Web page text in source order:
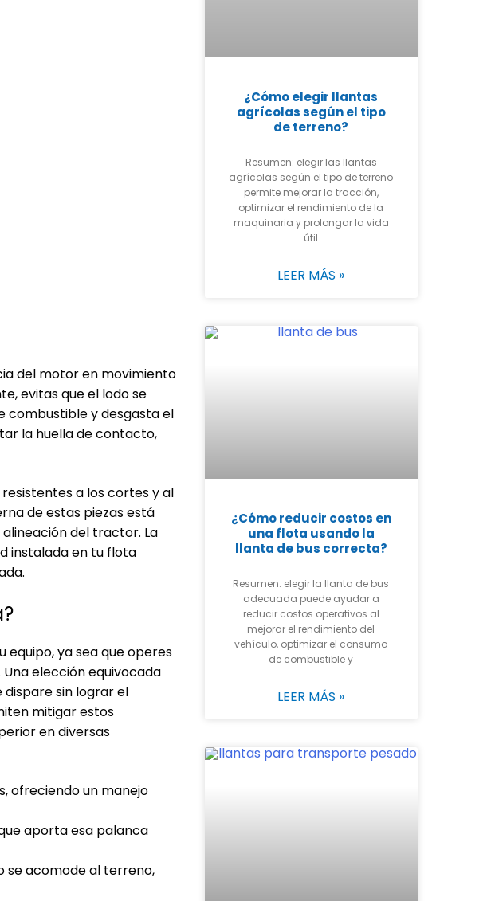
del motor en movimiento
evitas que el lodo se
combustible y desgasta el
la huella de contacto,
a los cortes y al
de estas piezas está
del tractor. La
instalada en tu flota
ya sea que operes
elección equivocada
sin lograr el
mitigar estos
en diversas
ofreciendo un manejo
aporta esa palanca
se acomode al terreno,
¿Cómo elegir llantas
agrícolas según el tipo
de terreno?
Resumen: elegir las llantas
agrícolas según el tipo de terreno
permite mejorar la tracción,
optimizar el rendimiento de la
maquinaria y prolongar la vida
útil
LEER MÁS »
¿Cómo reducir costos en
una flota usando la
llanta de bus correcta?
Resumen: elegir la llanta de bus
adecuada puede ayudar a
reducir costos operativos al
mejorar el rendimiento del
vehículo, optimizar el consumo
de combustible y
LEER MÁS »